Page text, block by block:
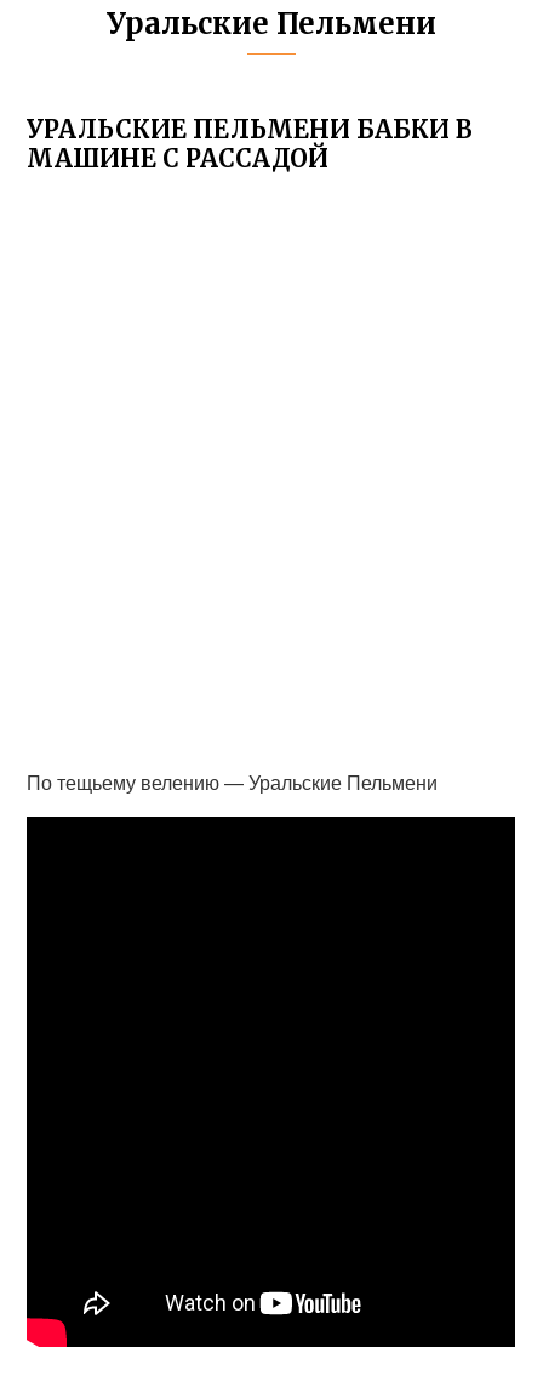
Уральские Пельмени
УРАЛЬСКИЕ ПЕЛЬМЕНИ БАБКИ В
МАШИНЕ С РАССАДОЙ
По тещьему велению — Уральские Пельмени